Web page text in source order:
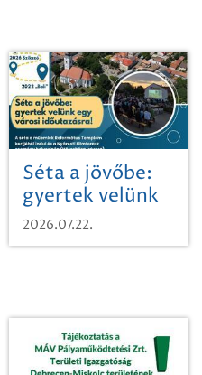
Séta a jövőbe:
gyertek velünk
egy városi
időutazásra!
2026.07.22.